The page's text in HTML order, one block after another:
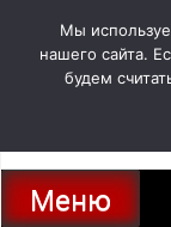
содержимому
Новости про
Меню
Мы
нашего сайта.
будем